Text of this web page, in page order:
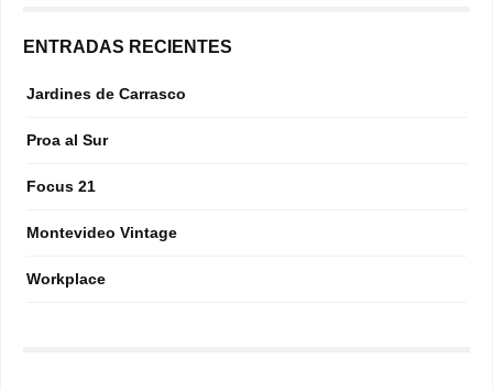
ENTRADAS RECIENTES
Jardines de Carrasco
Proa al Sur
Focus 21
Montevideo Vintage
Workplace